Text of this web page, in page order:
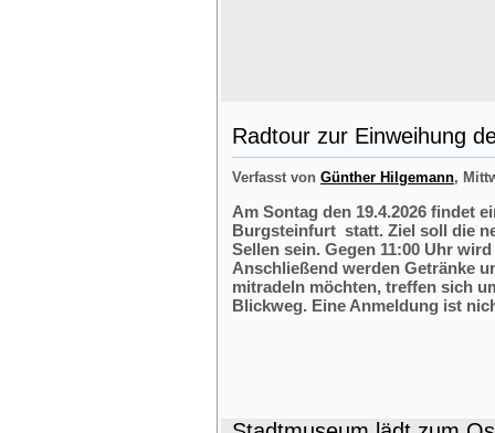
Radtour zur Einweihung
Verfasst von Günther Hilgemann,
Am Sontag den 19.4.2026 findet
Burgsteinfurt statt. Ziel soll die
Sellen sein. Gegen 11:00 Uhr
Anschließend werden Getränke
mitradeln möchten, treffen sich
Blickweg. Eine Anmeldung ist